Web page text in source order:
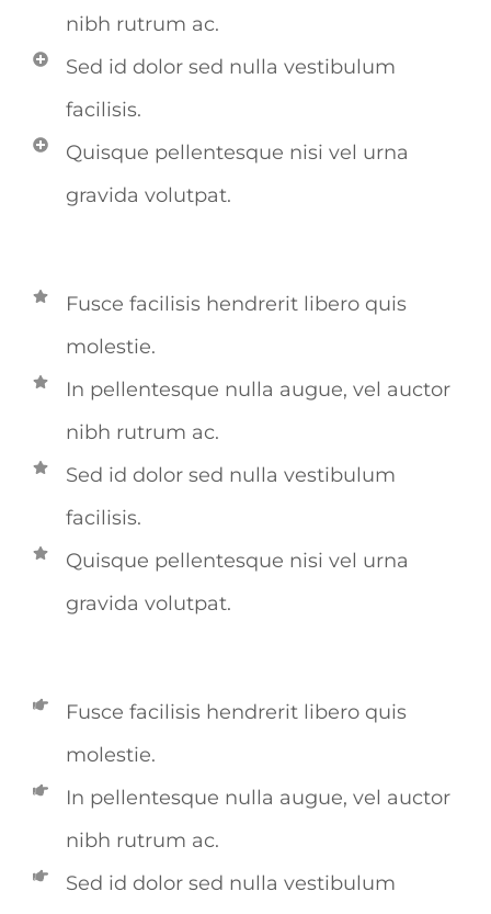
nibh rutrum ac.
Sed id dolor sed nulla vestibulum
facilisis.
Quisque pellentesque nisi vel urna
gravida volutpat.
Fusce facilisis hendrerit libero quis
molestie.
In pellentesque nulla augue, vel auctor
nibh rutrum ac.
Sed id dolor sed nulla vestibulum
facilisis.
Quisque pellentesque nisi vel urna
gravida volutpat.
Fusce facilisis hendrerit libero quis
molestie.
In pellentesque nulla augue, vel auctor
nibh rutrum ac.
Sed id dolor sed nulla vestibulum